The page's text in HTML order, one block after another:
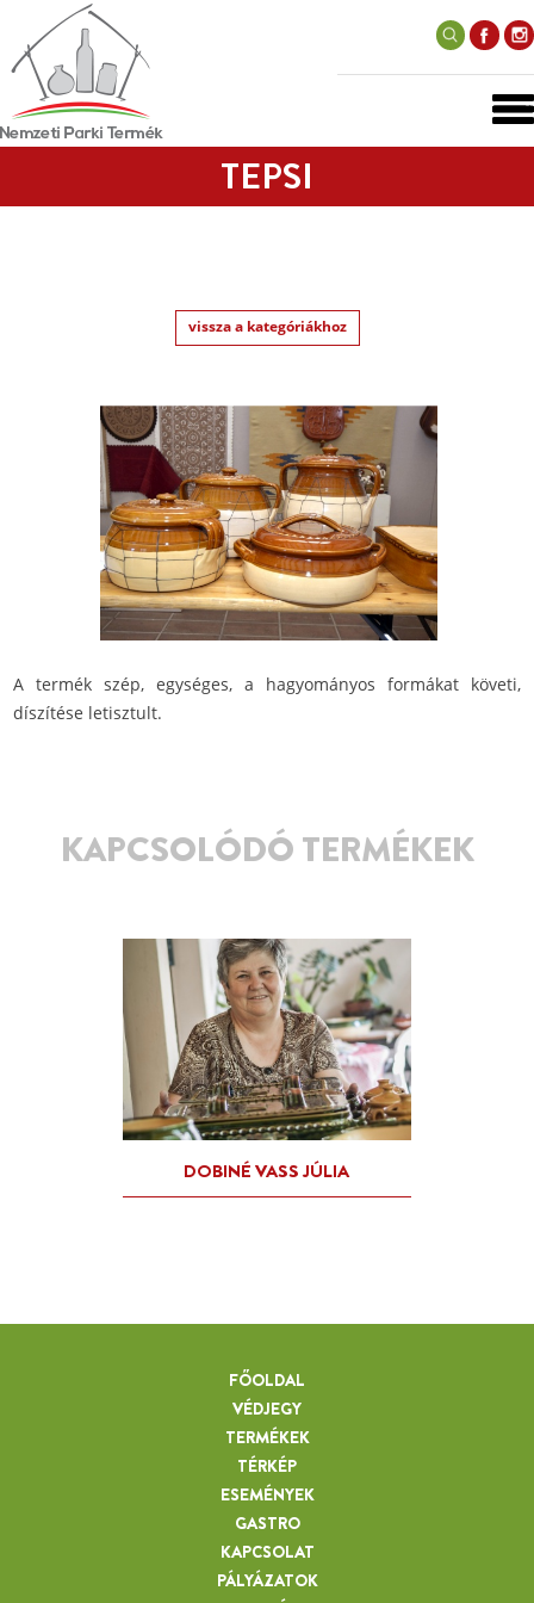
TEPSI
vissza a kategóriákhoz
A termék szép, egységes, a hagyományos formákat követi,
díszítése letisztult.
KAPCSOLÓDÓ TERMÉKEK
FŐOLDAL
VÉDJEGY
TERMÉKEK
TÉRKÉP
ESEMÉNYEK
GASTRO
KAPCSOLAT
PÁLYÁZATOK